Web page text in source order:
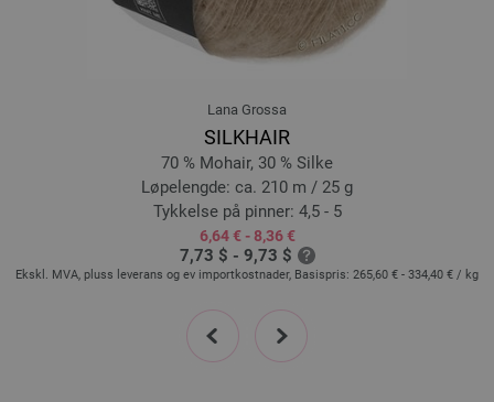
Lana Grossa
SILKHAIR
70 % Mohair, 30 % Silke
Løpelengde: ca. 210 m / 25 g
Tykkelse på pinner: 4,5 - 5
6,64 € - 8,36 €
7,73 $ - 9,73 $
Ekskl. MVA, pluss leverans og ev importkostnader, Basispris: 265,60 € - 334,40 € / kg
prev next